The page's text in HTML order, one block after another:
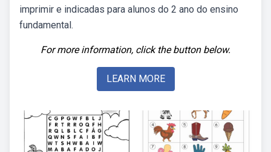
imprimir e indicadas para alunos do 2 ano do ensino
fundamental.
For more information, click the button below.
LEARN MORE